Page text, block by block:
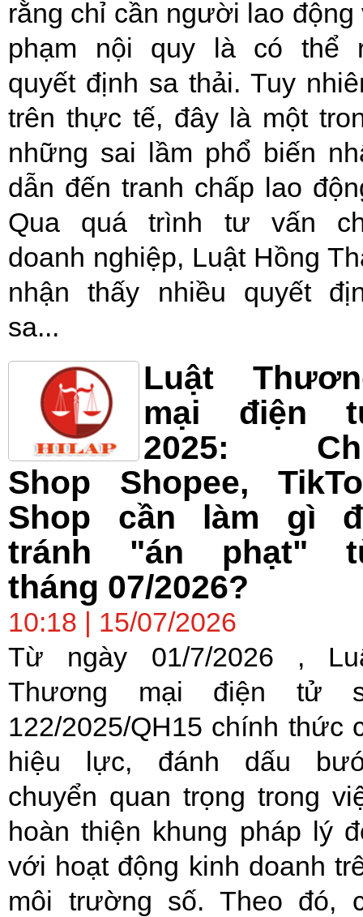
rằng chỉ cần người lao động
phạm nội quy là có thể
quyết định sa thải. Tuy
trên thực tế, đây là một
những sai lầm phổ biến
dẫn đến tranh chấp lao
Qua quá trình tư vấn
doanh nghiệp, Luật Hồng
nhận thấy nhiều quyết
sa...
Luật
mại điện
2025:
Shop Shopee,
Shop cần làm gì
tránh "án phạt"
tháng 07/2026?
10:18 | 15/07/2026
Từ ngày 01/7/2026 ,
Thương mại điện tử
122/2025/QH15 chính thức
hiệu lực, đánh dấu
chuyển quan trọng trong
hoàn thiện khung pháp lý
với hoạt động kinh doanh
môi trường số. Theo đó,